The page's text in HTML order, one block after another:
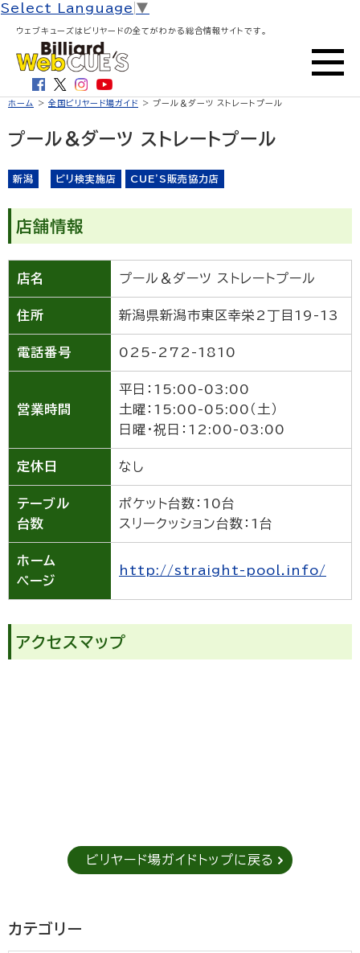
Select Language ▼
ウェブキューズはビリヤードの全てがわかる総合情報サイトです。
ホーム > 全国ビリヤード場ガイド > プール＆ダーツ ストレートプール
プール＆ダーツ ストレートプール
新潟 ビリ検実施店 CUE'S販売協力店
店舗情報
店名 プール＆ダーツ ストレートプール
住所 新潟県新潟市東区幸栄2丁目19-13
電話番号 025-272-1810
営業時間
平日：15:00-03:00
土曜：15:00-05:00（土）
日曜・祝日：12:00-03:00
定休日 なし
テーブル
台数
ポケット台数：10台
スリークッション台数：1台
ホーム
ページ
http://straight-pool.info/
アクセスマップ
ビリヤード場ガイドトップに戻る
カテゴリー